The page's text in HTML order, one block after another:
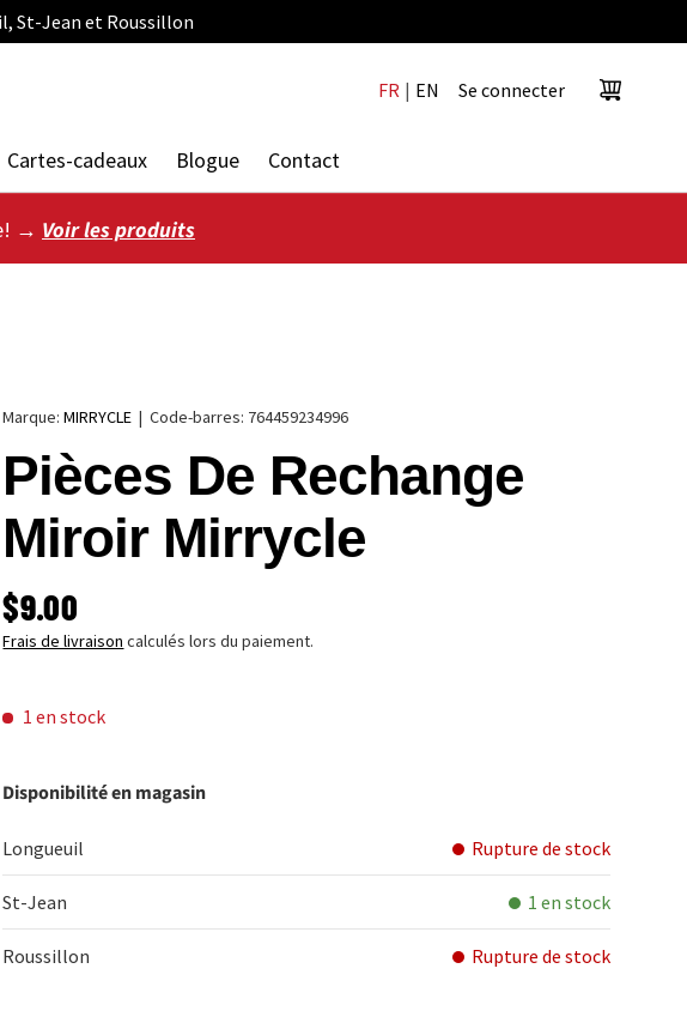
St-Jean et Roussillon
FR | EN Se connecter
Panier
Cartes-cadeaux Blogue Contact
→ Voir les produits
Marque:MIRRYCLE |Code-barres: 764459234996
Pièces De Rechange
Miroir Mirrycle
PRIX HABITUEL
$9.00
Frais de livraison calculés lors du paiement.
1 en stock
Disponibilité en magasin
Longueuil Rupture de stock
St-Jean 1 en stock
Roussillon Rupture de stock